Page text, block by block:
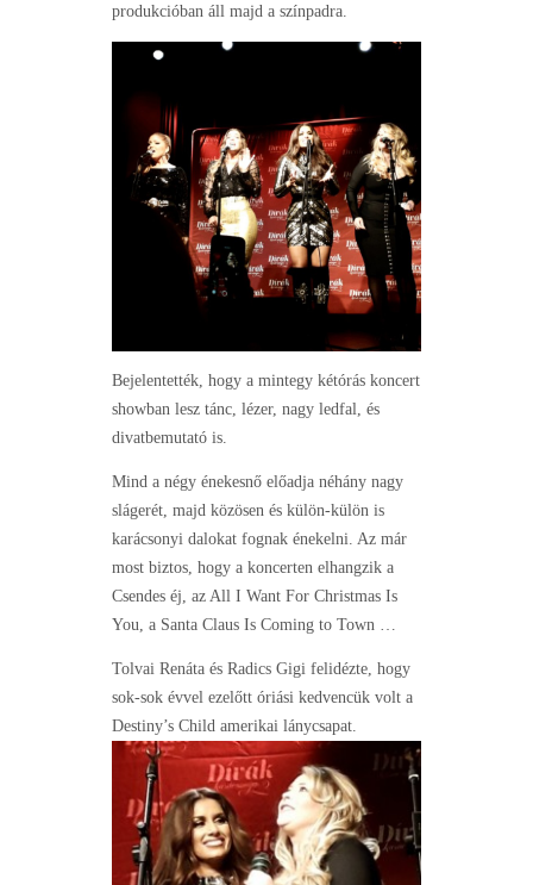
produkcióban áll majd a színpadra.
Bejelentették, hogy a mintegy kétórás koncert
showban lesz tánc, lézer, nagy ledfal, és
divatbemutató is.
Mind a négy énekesnő előadja néhány nagy
slágerét, majd közösen és külön-külön is
karácsonyi dalokat fognak énekelni. Az már
most biztos, hogy a koncerten elhangzik a
Csendes éj, az All I Want For Christmas Is
You, a Santa Claus Is Coming to Town …
Tolvai Renáta és Radics Gigi felidézte, hogy
sok-sok évvel ezelőtt óriási kedvencük volt a
Destiny’s Child amerikai lánycsapat.